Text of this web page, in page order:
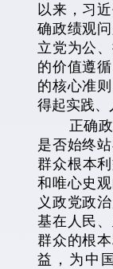
以来，习
确政绩观
立党为公
的价值遵
的核心准
得起实践、
正确政绩
是否始终
群众根本
和唯心史
义政党政
基在人民
群众的根
益，为中